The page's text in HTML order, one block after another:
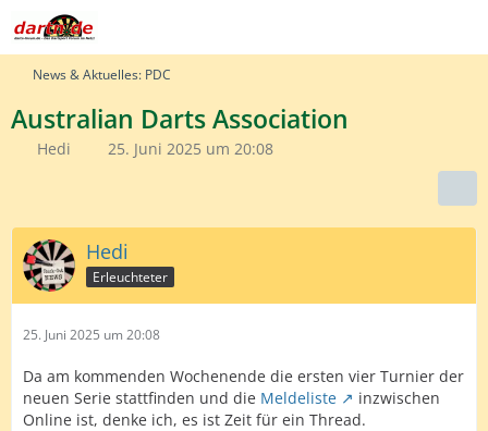
News & Aktuelles: PDC
Australian Darts Association
Hedi 25. Juni 2025 um 20:08
Hedi
Erleuchteter
25. Juni 2025 um 20:08
Da am kommenden Wochenende die ersten vier Turnier der
neuen Serie stattfinden und die Meldeliste
inzwischen
Online ist, denke ich, es ist Zeit für ein Thread.